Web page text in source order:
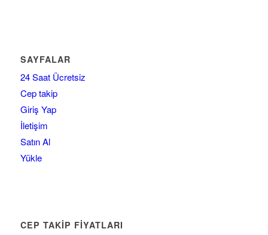
SAYFALAR
24 Saat Ücretsiz
Cep takip
Giriş Yap
İletişim
Satın Al
Yükle
CEP TAKİP FİYATLARI